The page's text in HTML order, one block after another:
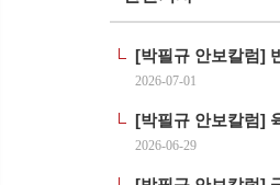
[박필규 안보칼럼]
2026-07-01
[박필규 안보칼럼]
2026-06-29